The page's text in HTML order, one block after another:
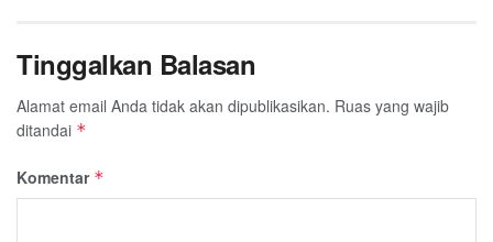
Tinggalkan Balasan
Alamat email Anda tidak akan dipublikasikan. Ruas yang wajib
ditandai *
Komentar *